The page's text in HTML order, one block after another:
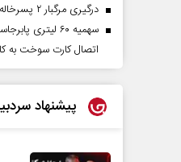
درگیری مرگبار ۲ پسرخاله در پارک
سهمیه ۶۰
اتصال کارت سوخت به
پیشنهاد